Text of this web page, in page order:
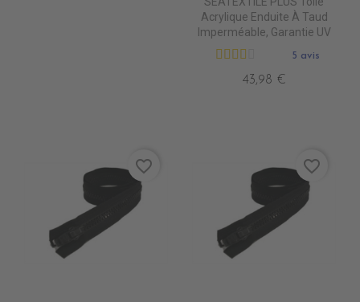
Acrylique Enduite À Taud
Imperméable, Garantie UV
5 avis
43,98 €
favorite_border favorite_border